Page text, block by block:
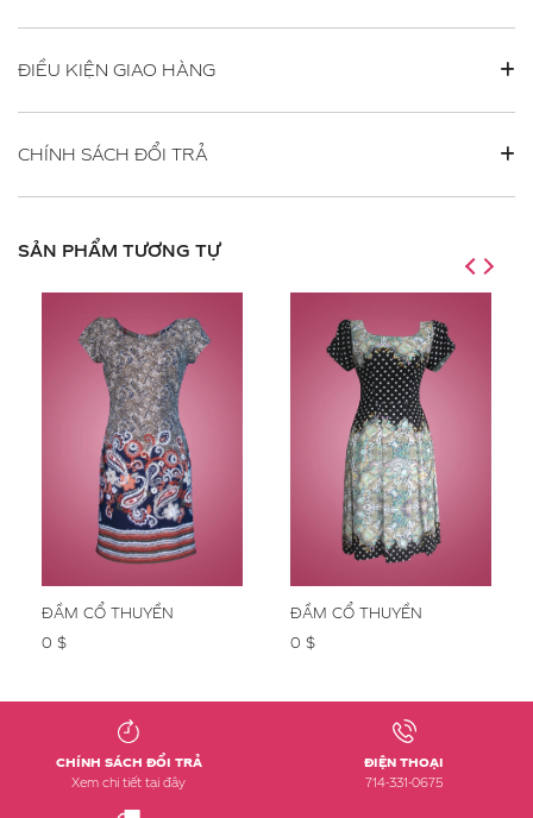
ĐIỀU KIỆN GIAO HÀNG
CHÍNH SÁCH ĐỔI TRẢ
SẢN PHẨM TƯƠNG TỰ
ĐẦM CỔ THUYỀN
0 $
ĐẦM CỔ THUYỀN
0 $
CHÍNH SÁCH ĐỔI TRẢ
Xem chi tiết tại đây
ĐIỆN THOẠI
714-331-0675